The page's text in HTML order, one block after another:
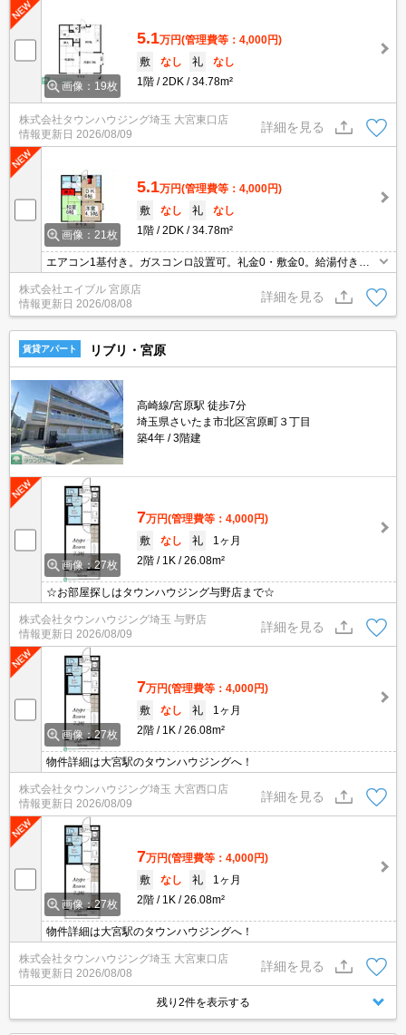
画像：19枚
5.1万円(管理費等：4,000円)
敷
なし 礼
なし
1階
2DK 34.78m²
株式会社タウンハウジング埼玉 大宮東口店
情報更新日 2026/08/09
詳細を見る
画像：21枚
5.1万円(管理費等：4,000円)
敷
なし 礼
なし
1階
2DK 34.78m²
エアコン1基付き。ガスコンロ設置可。礼金0・敷金0。給湯付き。
仲介手数料家賃の55%。
株式会社エイブル 宮原店
情報更新日 2026/08/08
詳細を見る
賃貸アパート リブリ・宮原
高崎線/宮原駅 徒歩7分
埼玉県さいたま市北区宮原町３丁目
築4年
3階建
画像：27枚
7万円(管理費等：4,000円)
敷
なし 礼
1ヶ月
2階
1K 26.08m²
☆お部屋探しはタウンハウジング与野店まで☆
株式会社タウンハウジング埼玉 与野店
情報更新日 2026/08/09
詳細を見る
画像：27枚
7万円(管理費等：4,000円)
敷
なし 礼
1ヶ月
2階
1K 26.08m²
物件詳細は大宮駅のタウンハウジングへ！
株式会社タウンハウジング埼玉 大宮西口店
情報更新日 2026/08/09
詳細を見る
画像：27枚
7万円(管理費等：4,000円)
敷
なし 礼
1ヶ月
2階
1K 26.08m²
物件詳細は大宮駅のタウンハウジングへ！
株式会社タウンハウジング埼玉 大宮東口店
情報更新日 2026/08/08
詳細を見る
残り2件を表示する